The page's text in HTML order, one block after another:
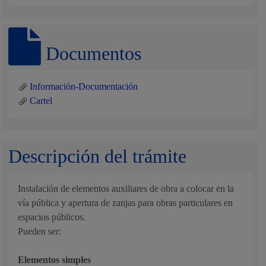
Documentos
Información-Documentación
Cartel
Descripción del trámite
Instalación de elementos auxiliares de obra a colocar en la
vía pública y apertura de zanjas para obras particulares en
espacios públicos.
Pueden ser:
Elementos simples